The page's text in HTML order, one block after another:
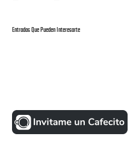
Entradas Que Pueden Interesarte